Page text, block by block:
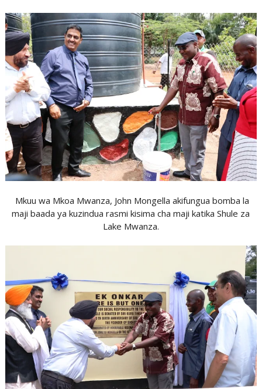
Mkuu wa Mkoa Mwanza, John Mongella akifungua bomba la
maji baada ya kuzindua rasmi kisima cha maji katika Shule za
Lake Mwanza.